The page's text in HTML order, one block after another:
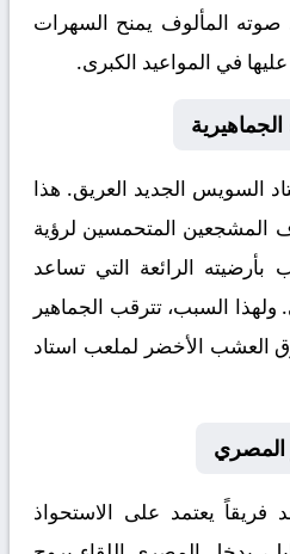
صوته المألوف يمنح السهرات
في المواعيد الكبرى.
السويس الجديد العريق. هذا
المشجعين المتحمسين لرؤية
الرائعة التي تساعد
ولهذا السبب، تترقب الجماهير
العشب الأخضر لملعب استاد
المصري
فريقاً يعتمد على الاستحواذ